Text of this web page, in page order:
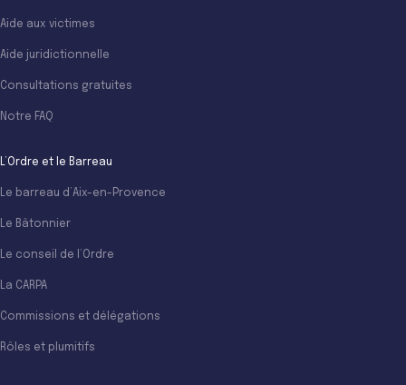
Aide aux victimes
Aide juridictionnelle
Consultations gratuites
Notre FAQ
L’Ordre et le Barreau
Le barreau d’Aix-en-Provence
Le Bâtonnier
Le conseil de l’Ordre
La CARPA
Commissions et délégations
Rôles et plumitifs